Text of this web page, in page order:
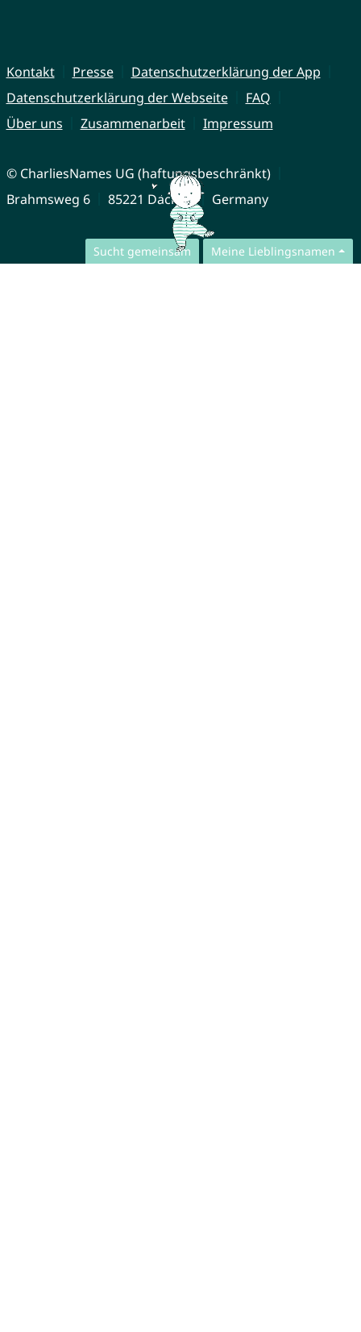
Sucht gemeinsam Meine Lieblingsnamen
Kontakt Presse
Datenschutzerklärung der App
Datenschutzerklärung der Webseite
FAQ
Über uns
Zusammenarbeit Impressum
© CharliesNames UG (haftungsbeschränkt)
Brahmsweg 6
85221 Dachau Germany